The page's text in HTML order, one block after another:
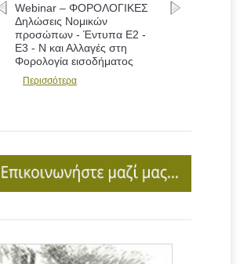
Webinar – ΦΟΡΟΛΟΓΙΚΕΣ
Δηλώσεις Νομικών
προσώπων - Έντυπα Ε2 -
Ε3 - Ν και Αλλαγές στη
Φορολογία εισοδήματος
Περισσότερα